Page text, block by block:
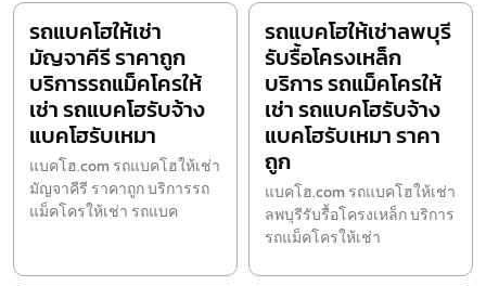
รถแบคโฮให้เช่า
มัญจาคีรี ราคาถูก
บริการรถแม็คโครให้
เช่า รถแบคโฮรับจ้าง
แบคโฮรับเหมา
แบคโฮ.com รถแบคโฮให้เช่า
มัญจาคีรี ราคาถูก บริการรถ
แม็คโครให้เช่า รถแบค
รถแบคโฮให้เช่าลพบุรี
รับรื้อโครงเหล็ก
บริการ รถแม็คโครให้
เช่า รถแบคโฮรับจ้าง
แบคโฮรับเหมา ราคา
ถูก
แบคโฮ.com รถแบคโฮให้เช่า
ลพบุรีรับรื้อโครงเหล็ก บริการ
รถแม็คโครให้เช่า